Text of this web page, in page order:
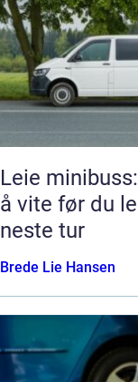
Leie
å vite før du
neste tur
Brede Lie Hansen